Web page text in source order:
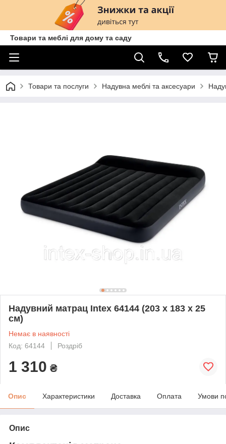
Товари та меблі для дому та саду
Товари та послуги Надувна меблі та аксесуари
Надувний матрац Intex 64144 (203 x 183 x 25
см)
Немає в наявності
Код: 64144
Роздріб
1 310 ₴
Опис Характеристики Доставка Оплата Умови
Опис